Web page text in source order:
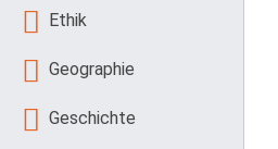
Ethik
Geographie
Geschichte